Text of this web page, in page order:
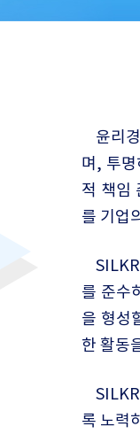
윤리
며, 투
적 책임
를 기업
를 준수
을 형성
한 활동
록 노력